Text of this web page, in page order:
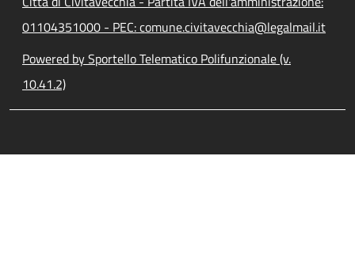
01104351000 - PEC: comune.civitavecchia@legalmail.it
Powered by Sportello Telematico Polifunzionale (v.
10.41.2)